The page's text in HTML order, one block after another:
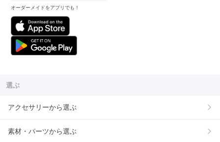
オーダーメイドをアプリでも！
選ぶ
アクセサリーから選ぶ
素材・パーツから選ぶ